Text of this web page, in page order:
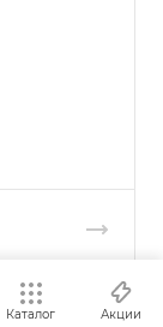
Каталог Акции